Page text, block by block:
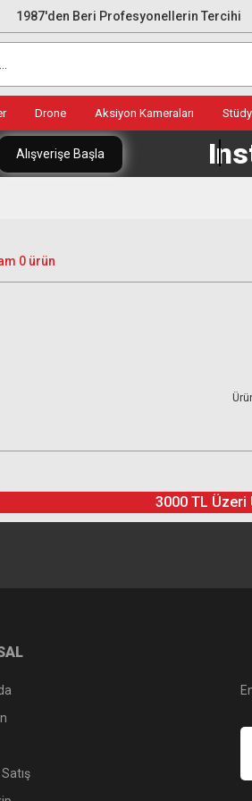
1987'den Beri Profesyonellerin Tercihi
Drone Aksiyon Kameraları
Alışverişe Başla
0 ürün
3000 TL